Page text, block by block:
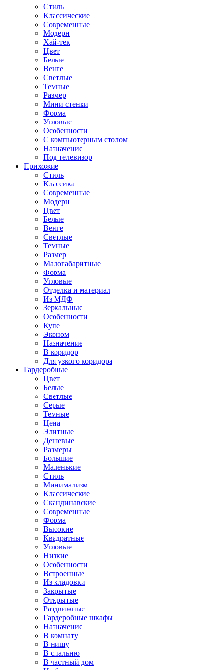
Стиль
Классические
Современные
Модерн
Хай-тек
Цвет
Белые
Венге
Светлые
Темные
Размер
Мини стенки
Форма
Угловые
Особенности
С компьютерным столом
Назначение
Под телевизор
Прихожие
Стиль
Классика
Современные
Модерн
Цвет
Белые
Венге
Светлые
Темные
Размер
Малогабаритные
Форма
Угловые
Отделка и материал
Из МДФ
Зеркальные
Особенности
Купе
Эконом
Назначение
В коридор
Для узкого коридора
Гардеробные
Цвет
Белые
Светлые
Серые
Темные
Цена
Элитные
Дешевые
Размеры
Большие
Маленькие
Стиль
Минимализм
Классические
Скандинавские
Современные
Форма
Высокие
Квадратные
Угловые
Низкие
Особенности
Встроенные
Из кладовки
Закрытые
Открытые
Раздвижные
Гардеробные шкафы
Назначение
В комнату
В нишу
В спальню
В частный дом